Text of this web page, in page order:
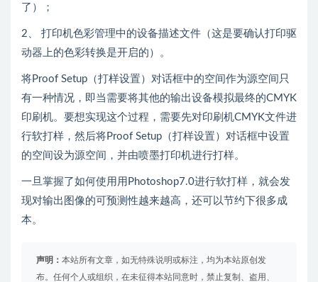
了）；
2、 打印机色彩管理中的设备描述文件（这是要确认打印驱
动器上的色彩转换是开启的）。
将Proof Setup（打样设置）对话框中的空间作为源空间只
有一种情况，即当需要将其他的输出设备模拟最终的CMYK
印刷机。要想实现这个过程，需要先对印刷机CMYK文件进
行软打样，然后将Proof Setup（打样设置）对话框中设置
的空间设为源空间，并由喷墨打印机进行打样。
一旦掌握了如何使用用Photoshop7.0进行软打样，就会发
现对输出图像的可预测性越来越高，还可以节约下很多成
本。
声明： 本站所有文章，如无特殊说明或标注，均为本站原创发
布。任何个人或组织，在未征得本站同意时，禁止复制、盗用、